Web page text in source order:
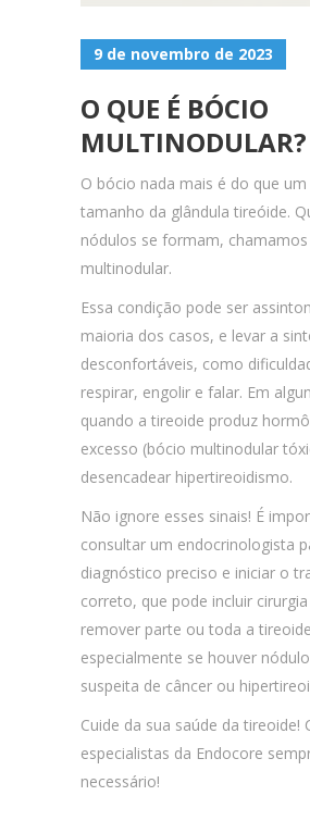
9 de novembro de 2023
O QUE É BÓCIO
MULTINODULAR?
O bócio nada mais é do que
tamanho da glândula tireóide.
nódulos se formam,
multinodular.
Essa condição pode ser
maioria dos casos, e levar a
desconfortáveis, como
respirar, engolir e falar. Em
quando a tireoide produz
excesso (bócio multinodular
desencadear hipertireoidismo.
Não ignore esses sinais! É
consultar um endocrinologista
diagnóstico preciso e iniciar o
correto, que pode incluir
remover parte ou toda a
especialmente se houver
suspeita de câncer ou
Cuide da sua saúde da tireoide!
especialistas da Endocore
necessário!